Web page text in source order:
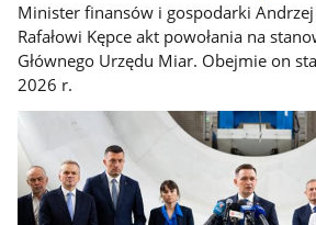
Minister finansów i gospodarki Andrzej
Rafałowi Kępce akt powołania na
Głównego Urzędu Miar. Obejmie on
2026 r.